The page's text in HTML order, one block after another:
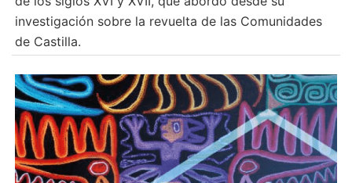
investigación sobre la revuelta de las Comunidades
de Castilla.